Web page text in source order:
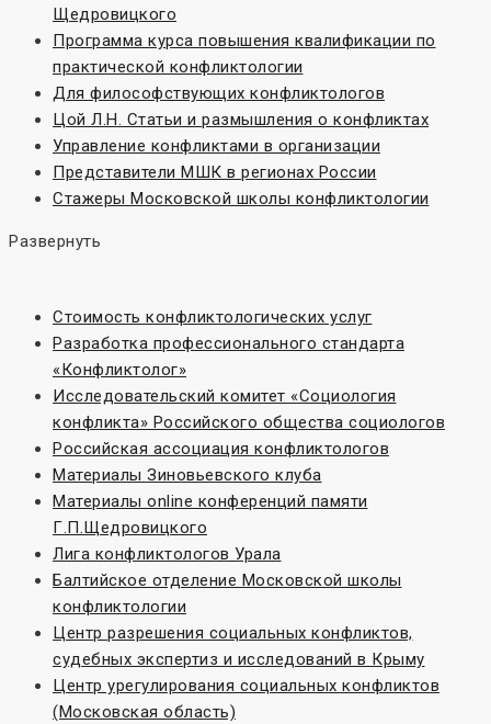
Щедровицкого
Программа курса повышения квалификации по
практической конфликтологии
Для философствующих конфликтологов
Цой Л.Н. Статьи и размышления о конфликтах
Управление конфликтами в организации
Представители МШК в регионах России
Стажеры Московской школы конфликтологии
Развернуть
Стоимость конфликтологических услуг
Разработка профессионального стандарта
«Конфликтолог»
Исследовательский комитет «Социoлогия
конфликта» Российского общества социологов
Российская ассоциация конфликтологов
Материалы Зиновьевского клуба
Материалы online конференций памяти
Г.П.Щедровицкого
Лига конфликтологов Урала
Балтийское отделение Московской школы
конфликтологии
Центр разрешения социальных конфликтов,
судебных экспертиз и исследований в Крыму
Центр урегулирования социальных конфликтов
(Московская область)